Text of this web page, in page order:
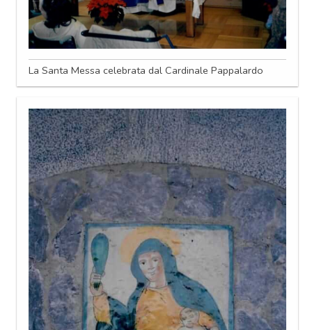
La Santa Messa celebrata dal Cardinale Pappalardo